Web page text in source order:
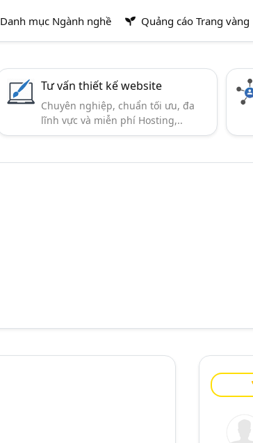
Danh mục Ngành nghề Quảng cáo Trang vàng
Tư vấn thiết kế website
Chuyên nghiệp, chuẩn tối ưu, đa
lĩnh vực và miễn phí Hosting,..